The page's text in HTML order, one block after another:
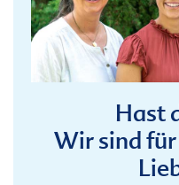
Hast
Wir sind